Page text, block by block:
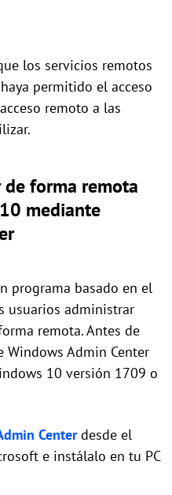
los servicios remotos
permitido el acceso
remoto a las
forma remota
mediante
programa basado en el
usuarios administrar
remota. Antes de
Windows Admin Center
10 versión 1709 o
Centerdesde el
e instálalo en tu PC